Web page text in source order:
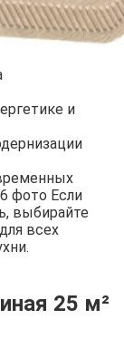
и
фото Если
выбирайте
всех
25 м²